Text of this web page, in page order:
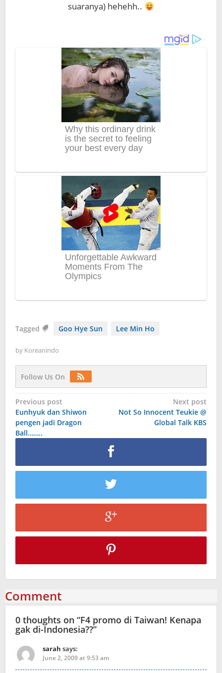
suaranya) hehehh..
Tagged Goo Hye Sun Lee Min Ho
by Koreanindo
Follow Us On
Post
navigation
Previous post
Eunhyuk dan Shiwon
pengen jadi Dragon
Ball……..
Next post
Not So Innocent Teukie @
Global Talk KBS
Comment
0 thoughts on “F4 promo di Taiwan! Kenapa
gak di-Indonesia??”
sarah says:
June 2, 2009 at 9:53 am